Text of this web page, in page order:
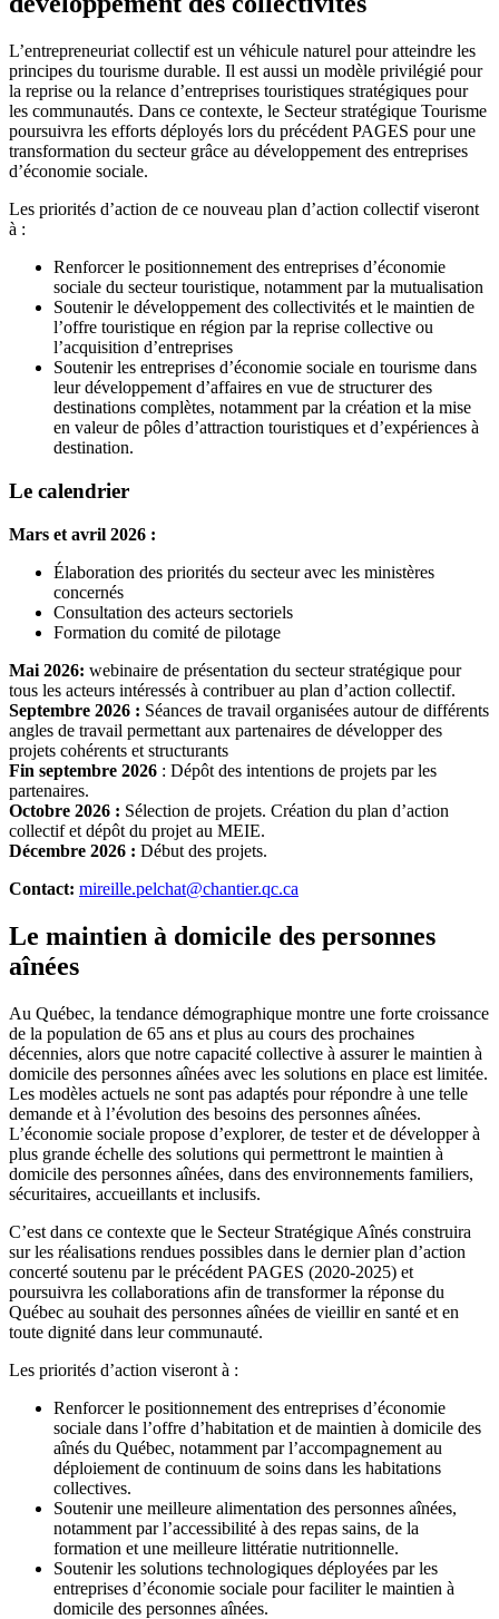
L’entrepreneuriat collectif est un véhicule naturel pour atteindre les
principes du tourisme durable. Il est aussi un modèle privilégié pour
la reprise ou la relance d’entreprises touristiques stratégiques pour
les communautés. Dans ce contexte, le Secteur stratégique Tourisme
poursuivra les efforts déployés lors du précédent PAGES pour une
transformation du secteur grâce au développement des entreprises
d’économie sociale.
Les priorités d’action de ce nouveau plan d’action collectif viseront
à :
Renforcer le positionnement des entreprises d’économie
sociale du secteur touristique, notamment par la mutualisation
Soutenir le développement des collectivités et le maintien de
l’offre touristique en région par la reprise collective ou
l’acquisition d’entreprises
Soutenir les entreprises d’économie sociale en tourisme dans
leur développement d’affaires en vue de structurer des
destinations complètes, notamment par la création et la mise
en valeur de pôles d’attraction touristiques et d’expériences à
destination.
Le calendrier
Mars et avril 2026 :
Élaboration des priorités du secteur avec les ministères
concernés
Consultation des acteurs sectoriels
Formation du comité de pilotage
Mai 2026: webinaire de présentation du secteur stratégique pour
tous les acteurs intéressés à contribuer au plan d’action collectif.
Septembre 2026 : Séances de travail organisées autour de différents
angles de travail permettant aux partenaires de développer des
projets cohérents et structurants
Fin septembre 2026 : Dépôt des intentions de projets par les
partenaires.
Octobre 2026 : Sélection de projets. Création du plan d’action
collectif et dépôt du projet au MEIE.
Décembre 2026 : Début des projets.
Contact: mireille.pelchat@chantier.qc.ca
Le maintien à domicile des personnes
aînées
Au Québec, la tendance démographique montre une forte croissance
de la population de 65 ans et plus au cours des prochaines
décennies, alors que notre capacité collective à assurer le maintien à
domicile des personnes aînées avec les solutions en place est limitée.
Les modèles actuels ne sont pas adaptés pour répondre à une telle
demande et à l’évolution des besoins des personnes aînées.
L’économie sociale propose d’explorer, de tester et de développer à
plus grande échelle des solutions qui permettront le maintien à
domicile des personnes aînées, dans des environnements familiers,
sécuritaires, accueillants et inclusifs.
C’est dans ce contexte que le Secteur Stratégique Aînés construira
sur les réalisations rendues possibles dans le dernier plan d’action
concerté soutenu par le précédent PAGES (2020-2025) et
poursuivra les collaborations afin de transformer la réponse du
Québec au souhait des personnes aînées de vieillir en santé et en
toute dignité dans leur communauté.
Les priorités d’action viseront à :
Renforcer le positionnement des entreprises d’économie
sociale dans l’offre d’habitation et de maintien à domicile des
aînés du Québec, notamment par l’accompagnement au
déploiement de continuum de soins dans les habitations
collectives.
Soutenir une meilleure alimentation des personnes aînées,
notamment par l’accessibilité à des repas sains, de la
formation et une meilleure littératie nutritionnelle.
Soutenir les solutions technologiques déployées par les
entreprises d’économie sociale pour faciliter le maintien à
domicile des personnes aînées.